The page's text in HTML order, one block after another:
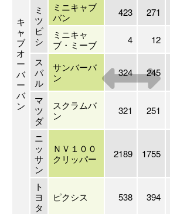
キ
ャ
ブ
オ
ー
バ
ー
バ
ン
ミ
ツ
ビ
シ
ミニキャブ
バン
423 271
ミニキャ
ブ・ミーブ
4 12
ス
バ
ル
サンバーバ
ン
324 245
マ
ツ
ダ
スクラムバ
ン
321 251
ニ
ッ
サ
ン
ＮＶ１００
クリッパー
2189 1755
ト
ヨ
タ
ピクシス 538 394